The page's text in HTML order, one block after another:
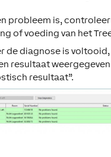
probleem is,
of voeding van het
de diagnose is
resultaat
resultaat”.